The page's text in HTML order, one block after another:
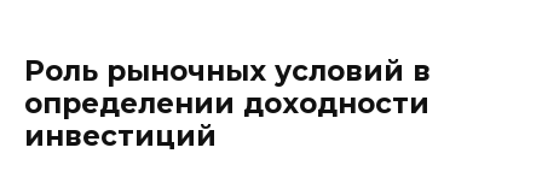
Роль рыночных условий в
определении доходности
инвестиций